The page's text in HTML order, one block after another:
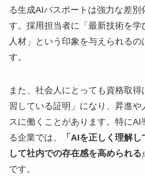
る生成AIパスポートは強力な差別
す。採用担当者に「最新技術を学
人材」という印象を与えられる
す。
また、社会人にとっても資格取得
習している証明」になり、昇進や
スに働くことがあります。特にAI
る企業では、
「AIを正しく理解
して社内での存在感を高められる
です。